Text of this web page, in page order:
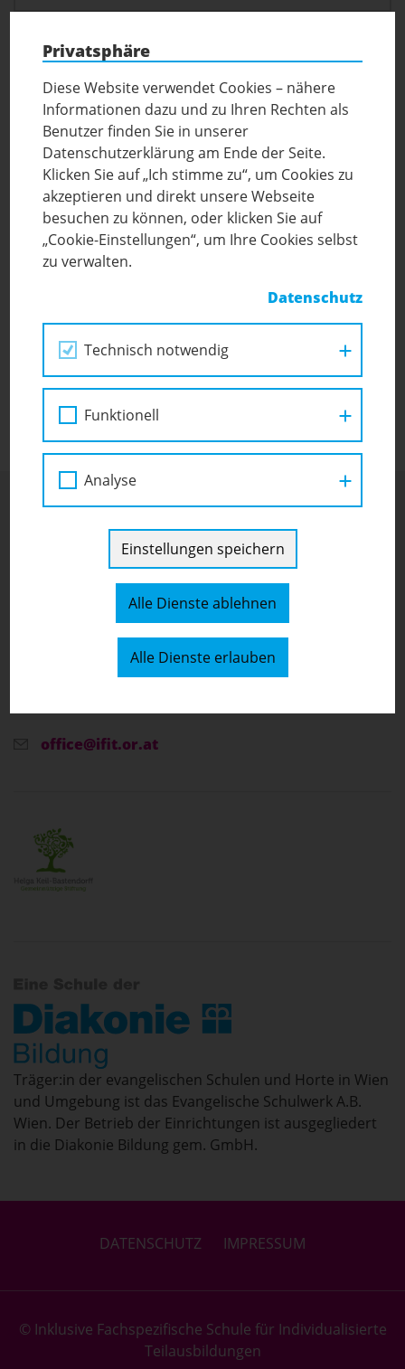
SCHULLEITUNG
MBA
schulleitung@ifit.or.at
Direktion
IFIT- und BeFIT: Inklusive Schulen
Nordbahnstraße 36 / Stiege 2 / 6.2 1020 Wien
Auf der Karte anzeigen
office@ifit.or.at
Träger:in der evangelischen Schulen und Horte in Wien
und Umgebung ist das Evangelische Schulwerk A.B.
Wien. Der Betrieb der Einrichtungen ist ausgegliedert
in die Diakonie Bildung gem. GmbH.
© Inklusive Fachspezifische Schule für Individualisierte
Teilausbildungen
DATENSCHUTZ IMPRESSUM
Privatsphäre
Diese Website verwendet Cookies – nähere
Informationen dazu und zu Ihren Rechten als
Benutzer finden Sie in unserer
Datenschutzerklärung am Ende der Seite.
Klicken Sie auf „Ich stimme zu“, um Cookies zu
akzeptieren und direkt unsere Webseite
besuchen zu können, oder klicken Sie auf
„Cookie-Einstellungen“, um Ihre Cookies selbst
zu verwalten.
Datenschutz
Technisch notwendig
Funktionell
Analyse
Einstellungen speichern
Alle Dienste ablehnen
Alle Dienste erlauben